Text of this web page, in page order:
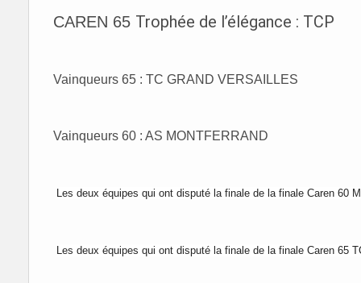
CAREN 65 Trophée de l’élégance : TCP
Vainqueurs 65 : TC GRAND VERSAILLES
Vainqueurs 60 : AS MONTFERRAND
Les deux équipes qui ont disputé la finale de la finale Caren 60
Les deux équipes qui ont disputé la finale de la finale Caren 65